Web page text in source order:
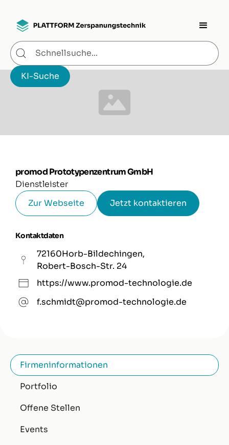
promod Prototypenzentrum GmbH
Dienstleister
Zur Webseite
Jetzt kontaktieren
Kontaktdaten
72160Horb-Bildechingen,
Robert-Bosch-Str. 24
https://www.promod-technologie.de
f.schmidt@promod-technologie.de
Firmeninformationen
Portfolio
Offene Stellen
Events